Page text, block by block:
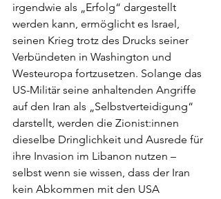
irgendwie als „Erfolg“ dargestellt
werden kann, ermöglicht es Israel,
seinen Krieg trotz des Drucks seiner
Verbündeten in Washington und
Westeuropa fortzusetzen. Solange das
US-Militär seine anhaltenden Angriffe
auf den Iran als „Selbstverteidigung“
darstellt, werden die Zionist:innen
dieselbe Dringlichkeit und Ausrede für
ihre Invasion im Libanon nutzen –
selbst wenn sie wissen, dass der Iran
kein Abkommen mit den USA